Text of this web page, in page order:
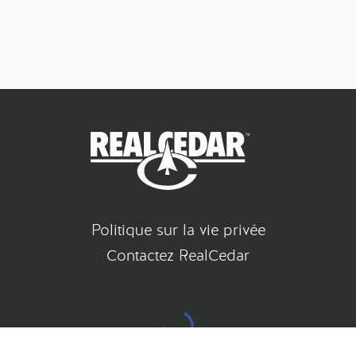
Politique sur la vie privée
Contactez RealCedar